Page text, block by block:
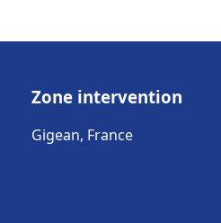
Zone intervention
Gigean, France